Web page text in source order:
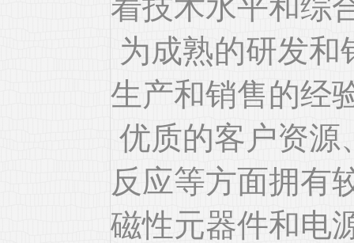
着技术水平和综
为成熟的研发和
生产和销售的经
优质的客户资源
反应等方面拥有
磁性元器件和电